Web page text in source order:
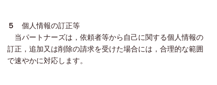
５
個人情報の訂正等
当パートナーズは，依頼者等から自己に関する個人情報の
訂正，追加又は削除の請求を受けた場合には，合理的な範囲
で速やかに対応します。